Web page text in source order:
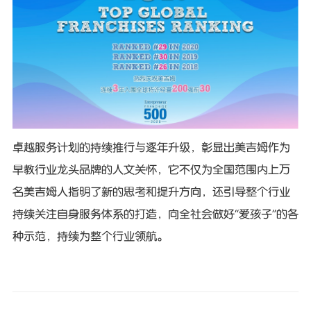
卓越服务计划的持续推行与逐年升级，彰显出美吉姆作为
早教行业龙头品牌的人文关怀，它不仅为全国范围内上万
名美吉姆人指明了新的思考和提升方向，还引导整个行业
持续关注自身服务体系的打造，向全社会做好“爱孩子”的各
种示范，持续为整个行业领航。